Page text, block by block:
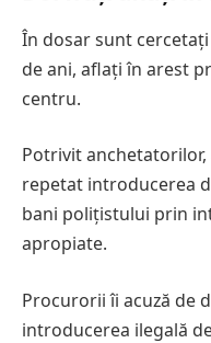
În dosar sunt
de ani, aflați în arest
centru.
Potrivit
repetat introducerea
bani polițistului prin
apropiate.
Procurorii îi acuză de
introducerea ilegală